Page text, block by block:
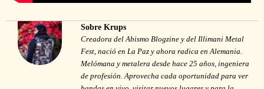
Sobre Krups
Creadora del Abismo Blogzine y del Illimani Metal
Fest, nació en La Paz y ahora radica en Alemania.
Melómana y metalera desde hace 25 años, ingeniera
de profesión. Aprovecha cada oportunidad para ver